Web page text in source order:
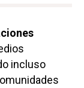
incluso